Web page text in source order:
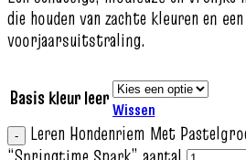
die houden van zachte kleuren en
voorjaarsuitstraling.
Basis kleur leerWissen
Leren Hondenriem Met